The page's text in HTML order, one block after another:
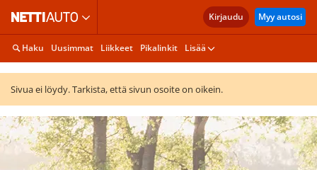
Kirjaudu Myy autosi
Haku Uusimmat Liikkeet Pikalinkit Lisää
Sivua ei löydy. Tarkista, että sivun osoite on oikein.